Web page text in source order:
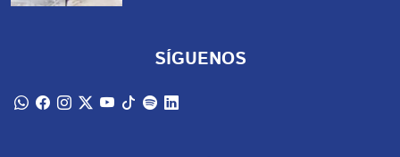
SÍGUENOS